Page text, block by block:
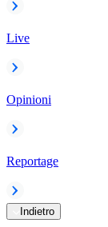
Live
Opinioni
Reportage
Indietro